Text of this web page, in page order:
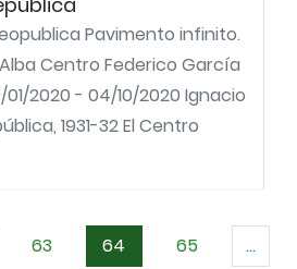
Pavimento infinito.
Centro Federico García
01/2020 - 04/10/2020 Ignacio
1931-32 El Centro
intermedias Use TAB para
Página
63 Página
64 Página
65 ...